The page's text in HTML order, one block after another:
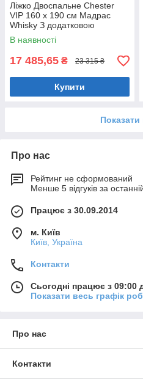
Ліжко Двоспальне Chester
VIP 160 х 190 см Мадрас
Whisky З додатковою
металевою цільнозварною
рамою Коричневий
В наявності
17 485,65 ₴ 23 315 ₴
Купити
Про нас
Рейтинг не сформований
Менше 5 відгуків за
Працює з 30.09.2014
м. Київ
Київ, Україна
Контакти
Сьогодні працює з 09:00
Показати весь графік
Про нас
Контакти